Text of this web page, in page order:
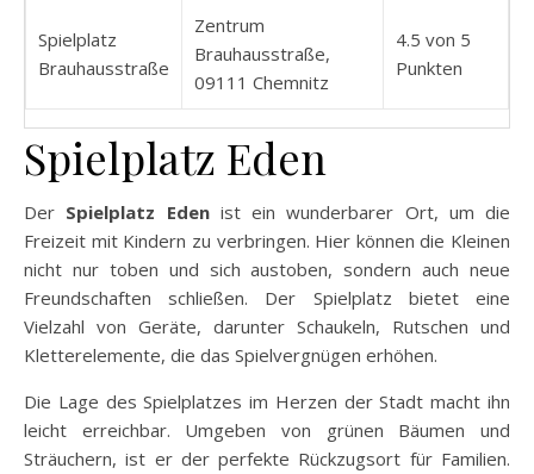
Spielplatz
Brauhausstraße
Zentrum
Brauhausstraße,
09111 Chemnitz
4.5 von 5
Punkten
Spielplatz Eden
Der Spielplatz Edenist ein wunderbarer Ort, um die
Freizeit mit Kindern zu verbringen. Hier können die Kleinen
nicht nur toben und sich austoben, sondern auch neue
Freundschaften schließen. Der Spielplatz bietet eine
Vielzahl von Geräte, darunter Schaukeln, Rutschen und
Kletterelemente, die das Spielvergnügen erhöhen.
Die Lage des Spielplatzes im Herzen der Stadt macht ihn
leicht erreichbar. Umgeben von grünen Bäumen und
Sträuchern, ist er der perfekte Rückzugsort für Familien.